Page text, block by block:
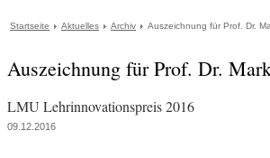
Startseite Aktuelles Archiv Auszeichnung für Prof. Dr.
Auszeichnung für Prof. Dr.
LMU Lehrinnovationspreis 2016
09.12.2016